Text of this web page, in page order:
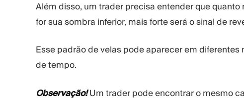
Além disso, um trader precisa entender que
for sua sombra inferior, mais forte será o sinal de
Esse padrão de velas pode aparecer em
de tempo.
Observação!Um trader pode encontrar o mesmo